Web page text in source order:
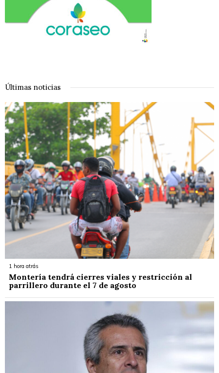
Últimas noticias
1 hora atrás
Montería tendrá cierres viales y restricción al
parrillero durante el 7 de agosto